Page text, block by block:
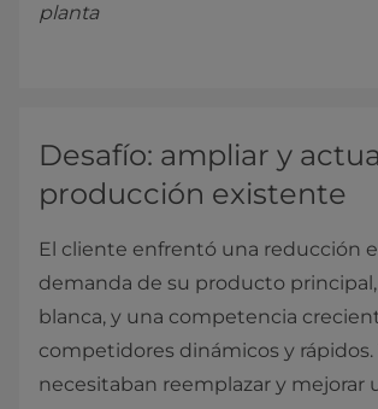
planta
Desafío: ampliar y
producción existente
El cliente enfrentó una reducción
demanda de su producto
blanca, y una competencia
competidores dinámicos y rápidos.
necesitaban reemplazar y mejorar